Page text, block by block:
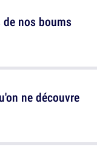
ne découvre
nos boums